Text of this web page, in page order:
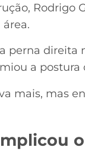
Rodrigo
perna direita
a
mais, mas